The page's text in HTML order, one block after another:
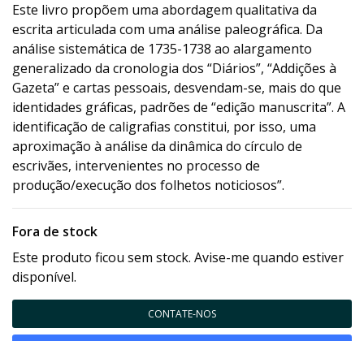
Este livro propõem uma abordagem qualitativa da
escrita articulada com uma análise paleográfica. Da
análise sistemática de 1735-1738 ao alargamento
generalizado da cronologia dos “Diários”, “Addições à
Gazeta” e cartas pessoais, desvendam-se, mais do que
identidades gráficas, padrões de “edição manuscrita”. A
identificação de caligrafias constitui, por isso, uma
aproximação à análise da dinâmica do círculo de
escrivães, intervenientes no processo de
produção/execução dos folhetos noticiosos”.
Fora de stock
Este produto ficou sem stock. Avise-me quando estiver
disponível.
CONTATE-NOS